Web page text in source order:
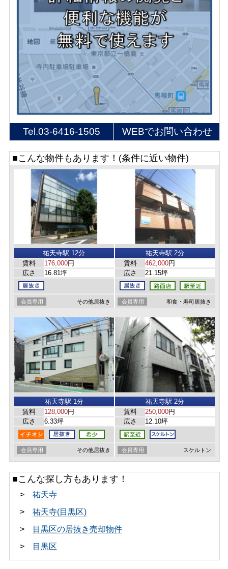
Tel.03-6416-1505 WEBでお問い合わせ
■こんな物件もあります！(条件に近い物件)
祐天寺駅 12分
賃料
176,000円
広さ
16.81坪
会員専用 その他居抜き
祐天寺駅 2分
賃料
462,000円
広さ
21.15坪
会員専用 和食・寿司居抜き
祐天寺駅 1分
賃料
128,000円
広さ
6.33坪
会員専用 その他居抜き
祐天寺駅 2分
賃料
250,000円
広さ
12.10坪
会員専用 スケルトン
■こんな探し方もあります！
> 祐天寺
> 祐天寺(目黒区)
>
目黒区の居抜き売却物件
>
目黒区